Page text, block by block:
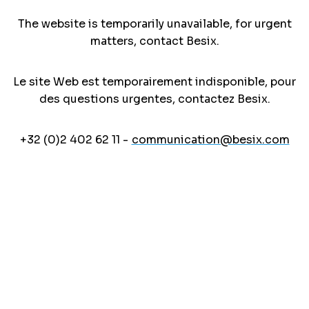
The website is temporarily unavailable, for urgent
matters, contact Besix.
Le site Web est temporairement indisponible, pour
des questions urgentes, contactez Besix.
+32 (0)2 402 62 11 - communication@besix.com